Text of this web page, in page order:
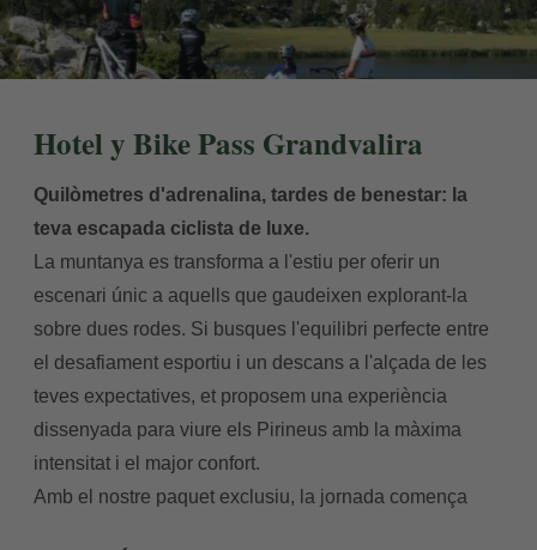
Hotel y Bike Pass Grandvalira
Quilòmetres d'adrenalina, tardes de benestar: la
teva escapada ciclista de luxe.
La muntanya es transforma a l'estiu per oferir un
escenari únic a aquells que gaudeixen explorant-la
sobre dues rodes. Si busques l'equilibri perfecte entre
el desafiament esportiu i un descans a l'alçada de les
teves expectatives, et proposem una experiència
dissenyada para viure els Pirineus amb la màxima
intensitat i el major confort.
Amb el nostre paquet exclusiu, la jornada comença